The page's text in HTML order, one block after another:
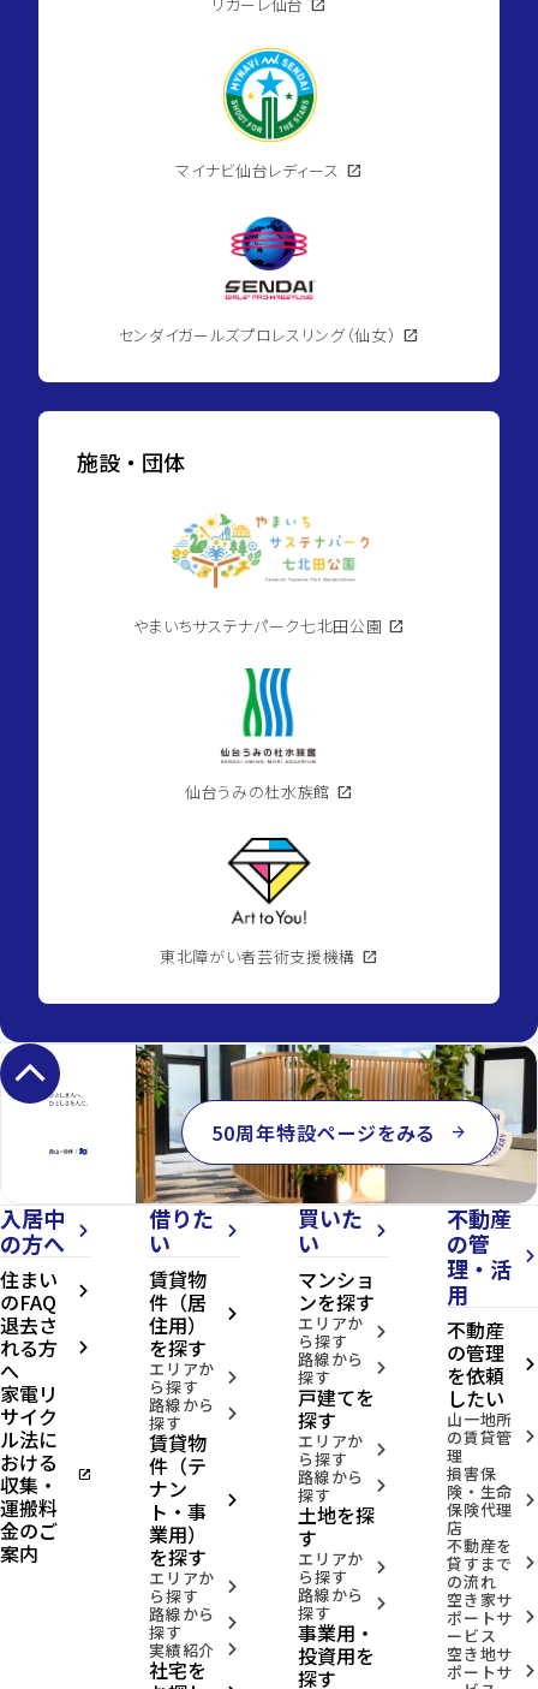
マイナビ仙台レディース open_in_new
センダイガールズプロレスリング（仙女） open_in_new
施設・団体
やまいちサステナパーク七北田公園 open_in_new
仙台うみの杜水族館 open_in_new
東北障がい者芸術支援機構 open_in_new
keyboard_arrow_up
50周年特設ページをみる arrow_forward
入居中
の方へ
arrow_forward_ios
住まい
のFAQ arrow_forward_ios
退去さ
れる方
へ
arrow_forward_ios
家電リ
サイク
ル法に
おける
収集・
運搬料
金のご
案内
open_in_new
借りた
い
arrow_forward_ios
賃貸物
件（居
住用）
を探す
arrow_forward_ios
エリアか
ら探す arrow_forward_ios
路線から
探す arrow_forward_ios
賃貸物
件（テ
ナン
ト・事
業用）
を探す
arrow_forward_ios
エリアか
ら探す arrow_forward_ios
路線から
探す arrow_forward_ios
実績紹介 arrow_forward_ios
社宅を
買いた
い
arrow_forward_ios
マンショ
ンを探す
エリアか
ら探す arrow_forward_ios
路線から
探す arrow_forward_ios
戸建てを
探す
エリアか
ら探す arrow_forward_ios
路線から
探す arrow_forward_ios
土地を探
す
エリアか
ら探す arrow_forward_ios
路線から
探す arrow_forward_ios
事業用・
投資用を
探す
不動産
の管
理・活
用
arrow_forward_ios
不動産
の管理
を依頼
したい
arrow_forward_ios
山一地所
の賃貸管
理
arrow_forward_ios
損害保
険・生命
保険代理
店
arrow_forward_ios
不動産を
貸すまで
の流れ
arrow_forward_ios
空き家サ
ポートサ
ービス
arrow_forward_ios
空き地サ
ポートサ arrow_forward_ios